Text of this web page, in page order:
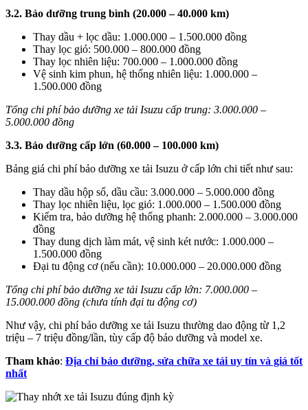
3.2. Bảo dưỡng trung bình (20.000 – 40.000 km)
Thay dầu + lọc dầu: 1.000.000 – 1.500.000 đồng
Thay lọc gió: 500.000 – 800.000 đồng
Thay lọc nhiên liệu: 700.000 – 1.000.000 đồng
Vệ sinh kim phun, hệ thống nhiên liệu: 1.000.000 –
1.500.000 đồng
Tổng chi phí bảo dưỡng xe tải Isuzu cấp trung: 3.000.000 –
5.000.000 đồng
3.3. Bảo dưỡng cấp lớn (60.000 – 100.000 km)
Bảng giá chi phí bảo dưỡng xe tải Isuzu ở cấp lớn chi tiết như sau:
Thay dầu hộp số, dầu cầu: 3.000.000 – 5.000.000 đồng
Thay lọc nhiên liệu, lọc gió: 1.000.000 – 1.500.000 đồng
Kiểm tra, bảo dưỡng hệ thống phanh: 2.000.000 – 3.000.000
đồng
Thay dung dịch làm mát, vệ sinh két nước: 1.000.000 –
1.500.000 đồng
Đại tu động cơ (nếu cần): 10.000.000 – 20.000.000 đồng
Tổng chi phí bảo dưỡng xe tải Isuzu cấp lớn: 7.000.000 –
15.000.000 đồng (chưa tính đại tu động cơ)
Như vậy, chi phí bảo dưỡng xe tải Isuzu thường dao động từ 1,2
triệu – 7 triệu đồng/lần, tùy cấp độ bảo dưỡng và model xe.
Tham khảo: Địa chỉ bảo dưỡng, sửa chữa xe tải uy tín và giá tốt
nhất